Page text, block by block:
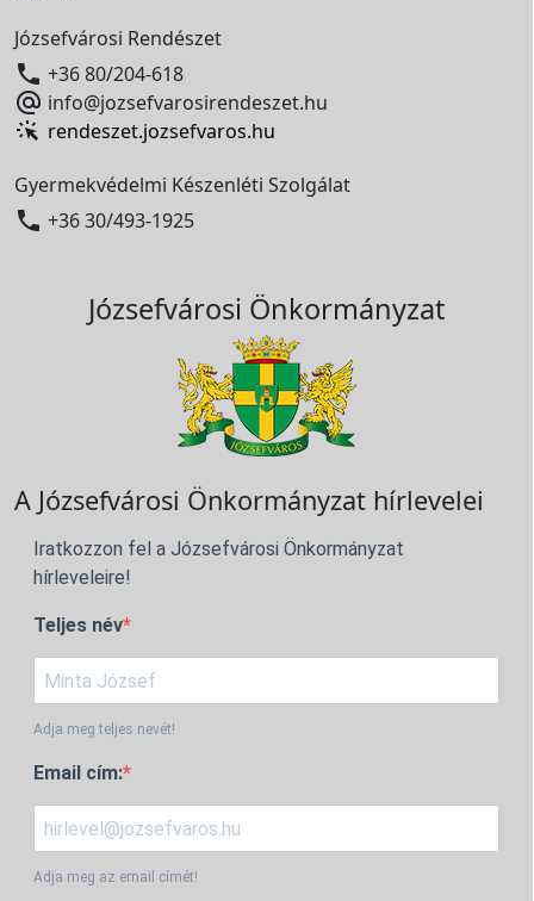
Józsefvárosi Rendészet
 +36 80/204-618
 info@jozsefvarosirendeszet.hu
rendeszet.jozsefvaros.hu
Gyermekvédelmi Készenléti Szolgálat
 +36 30/493-1925
Józsefvárosi Önkormányzat
A Józsefvárosi Önkormányzat hírlevelei
Iratkozzon fel a Józsefvárosi Önkormányzat
hírleveleire!
Teljes név
Adja meg teljes nevét!
Email cím:
Adja meg az email címét!